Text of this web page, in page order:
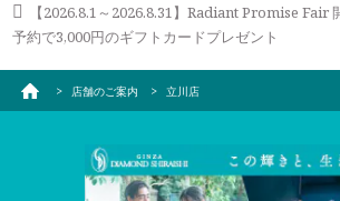
【2026.8.1～2026.8.31】Radiant Promise Fair
予約で3,000円のギフトカードプレゼント
店舗のご案内 立川店